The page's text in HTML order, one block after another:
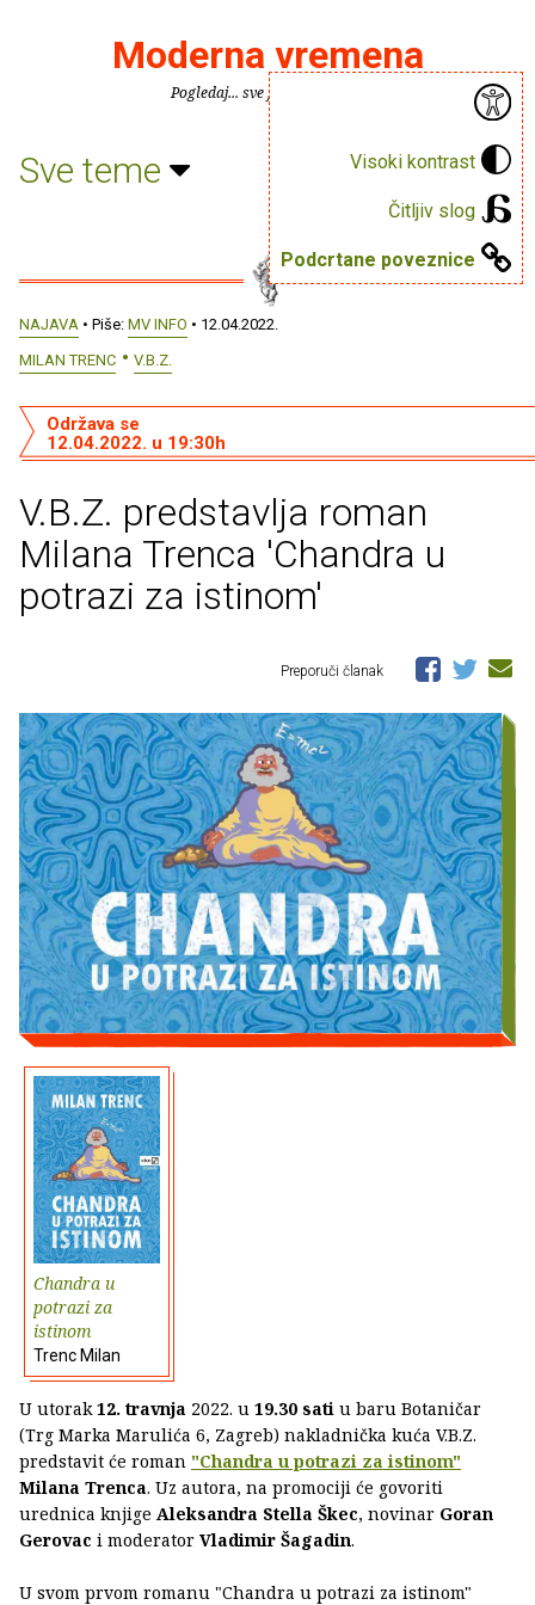
Visoki kontrast
Čitljiv slog
Podcrtane poveznice
Moderna vremena
Pogledaj... sve je puno knjiga.
Sve teme
NAJAVA • Piše: MV INFO • 12.04.2022.
MILAN TRENC
V.B.Z.
V.B.Z. predstavlja roman
Milana Trenca 'Chandra u
potrazi za istinom'
Održava se
12.04.2022. u 19:30h
Preporuči članak
Chandra u
potrazi za
istinom
Trenc Milan
U utorak 12. travnja 2022. u 19.30 sati u baru Botaničar
(Trg Marka Marulića 6, Zagreb) nakladnička kuća V.B.Z.
predstavit će roman "Chandra u potrazi za istinom"
Milana Trenca. Uz autora, na promociji će govoriti
urednica knjige Aleksandra Stella Škec, novinar Goran
Gerovac i moderator Vladimir Šagadin.
U svom prvom romanu "Chandra u potrazi za istinom"